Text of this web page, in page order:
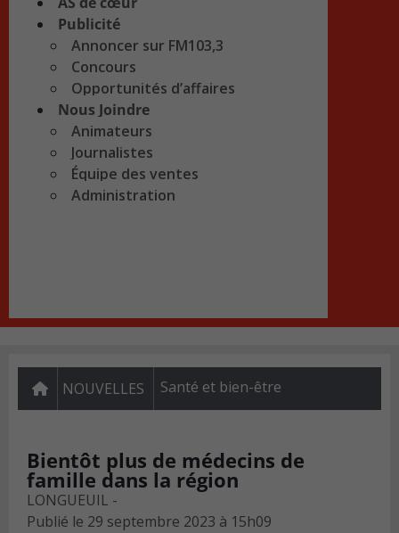
Publicité
Annoncer sur FM103,3
Concours
Opportunités d’affaires
Nous Joindre
Animateurs
Journalistes
Équipe des ventes
Administration
NOUVELLES Santé et bien-être
Bientôt plus de médecins de
famille dans la région
LONGUEUIL -
Publié le 29 septembre 2023 à 15h09